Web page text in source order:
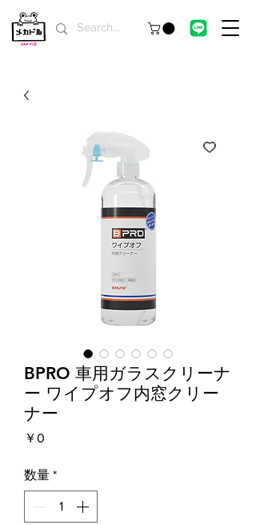
BPRO 車用ガラスクリーナ
ー ワイプオフ内窓クリー
ナー
￥0
数量 *